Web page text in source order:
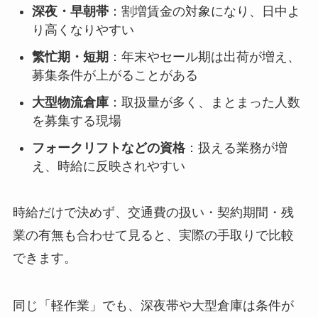
深夜・早朝帯：割増賃金の対象になり、日中よ
り高くなりやすい
繁忙期・短期 ：年末やセール期は出荷が増え、
募集条件が上がることがある
大型物流倉庫：取扱量が多く、まとまった人数
を募集する現場
フォークリフトなどの資格：扱える業務が増
え、時給に反映されやすい
時給だけで決めず、交通費の扱い・契約期間・残
業の有無も合わせて見ると、実際の手取りで比較
できます。
同じ「軽作業」でも、深夜帯や大型倉庫は条件が